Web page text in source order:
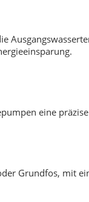
eine
Grundfos, mit